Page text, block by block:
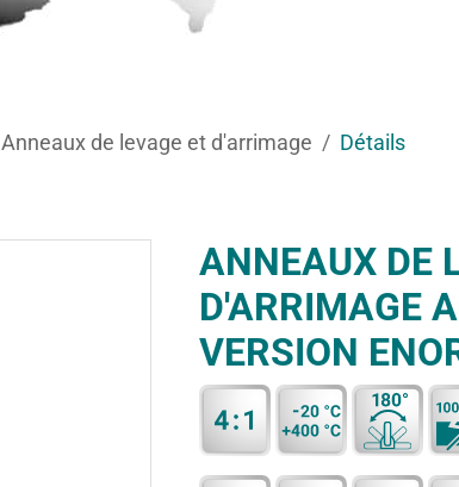
Anneaux de levage et d'arrimage Détails
ANNEAUX DE
D'ARRIMAGE
VERSION